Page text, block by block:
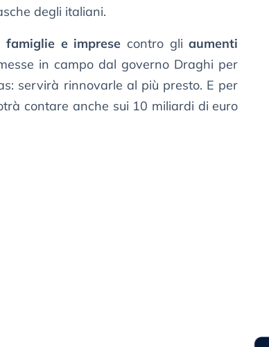
degli italiani.
famiglie e imprese contro gliaumenti
in campo dal governo Draghi per
servirà rinnovarle al più presto. E per
contare anche sui 10 miliardi di euro